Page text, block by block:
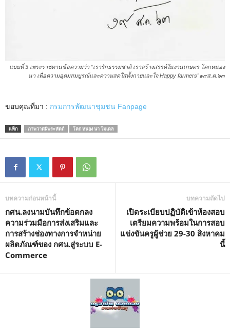
แบบที่ 3 เพระราชทานข้อความว่า “เรารักธรรมชาติ เราสร้างสรรค์ในงานเกษตร โคกหนอง
นา เพื่อความอุดมสมบูรณ์และความสดใสทั้งกายและใจ Happy farmers”๑๙ส.ค.๖๓
ขอบคุณที่มา : กรมการพัฒนาชุมชน Fanpage
แท็ก ภาพวาดฝีพระหัตถ์ โคก หนอง นา โมเดล
บทความก่อนหน้านี้
กศน.ลงนามบันทึกข้อตกลง
ความร่วมมือการส่งเสริมและ
การสร้างช่องทางการจำหน่าย
ผลิตภัณฑ์ของ กศน.สู่ระบบ E-
Commerce
บทความถัดไป
เปิดระเบียบปฏิบัติเข้าห้องสอบ
เตรียมความพร้อมในการสอบ
แข่งขันครูผู้ช่วย 29-30 สิงหาคม
นี้